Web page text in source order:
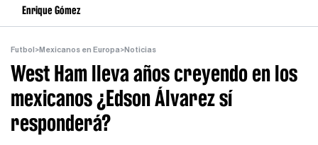
Enrique Gómez
Futbol >Mexicanos en Europa>Noticias
West Ham lleva años creyendo en los
mexicanos ¿Edson Álvarez sí
responderá?